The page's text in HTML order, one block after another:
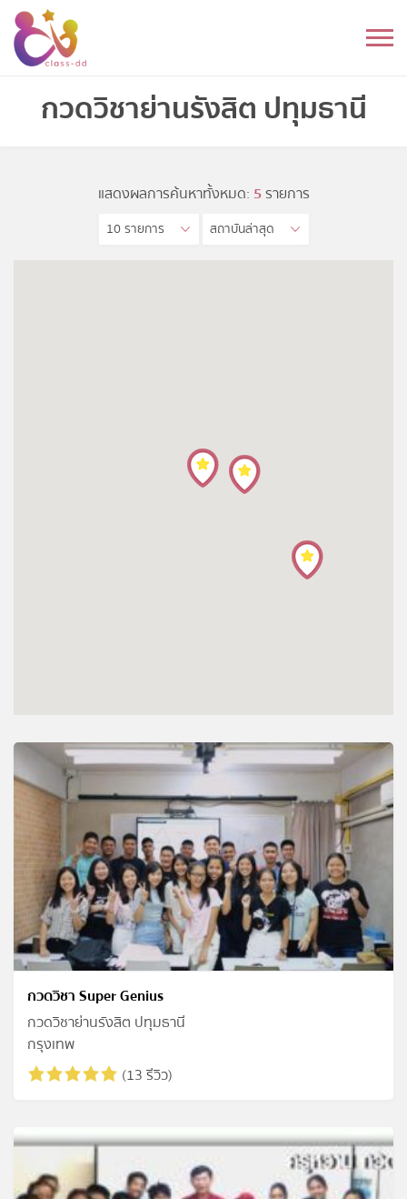
Skip
content
โปรไฟล์
กวดวิชาย่านรังสิต ปทุมธานี
แสดงผลการค้นหาทั้งหมด: 5รายการ
10 รายการ สถาบันล่าสุด
กวดวิชา Super Genius
กวดวิชาย่านรังสิต ปทุมธานี
กรุงเทพ
(13 รีวิว)